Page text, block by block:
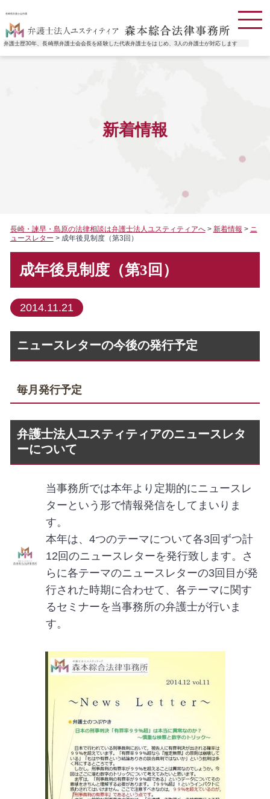
長崎県弁護士会所属
弁護士歴30年、長崎県弁護士会会長を経験した代表弁護士をはじめ、3人の弁護士が対応します
新着情報
長崎・諫早・島原の法律相談は弁護士法人ユスティティアへ> 新着情報 > ニ
ュースレター > 成年後見制度（第3回）
成年後見制度（第3回）
2014.11.21
ニュースレターの今後の発行予定
毎月発行予定
弁護士法人ユスティティアのニュースレタ
ーについて
当事務所では本年より定期的にニュースレ
ターという形で情報発信をしてまいりま
す。
本年は、4つのテーマについて各3回ずつ計
12回のニュースレターを発行致します。さ
らに各テーマのニュースレターの3回目が発
行された時期に合わせて、各テーマに関す
るセミナーを当事務所の弁護士が行いま
す。